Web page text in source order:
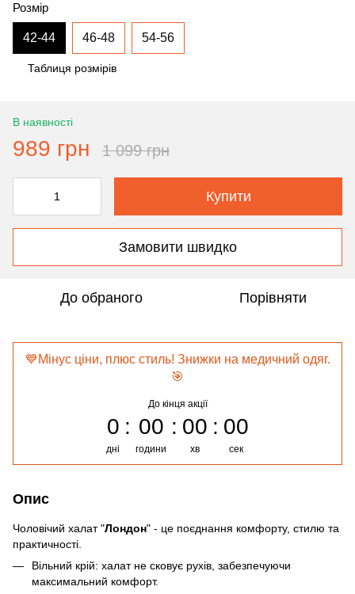
Розмір
42-44 46-48 54-56
Таблиця розмірів
В наявності
989 грн 1 099 грн
Купити
Замовити швидко
До обраного Порівняти
💙Мінус ціни, плюс стиль! Знижки на медичний одяг.
🎯
До кінця акції
0
дні
00
години
00
хв
00
сек
Опис
Чоловічий халат "Лондон" - це поєднання комфорту, стилю та
практичності.
Вільний крій: халат не сковує рухів, забезпечуючи
максимальний комфорт.